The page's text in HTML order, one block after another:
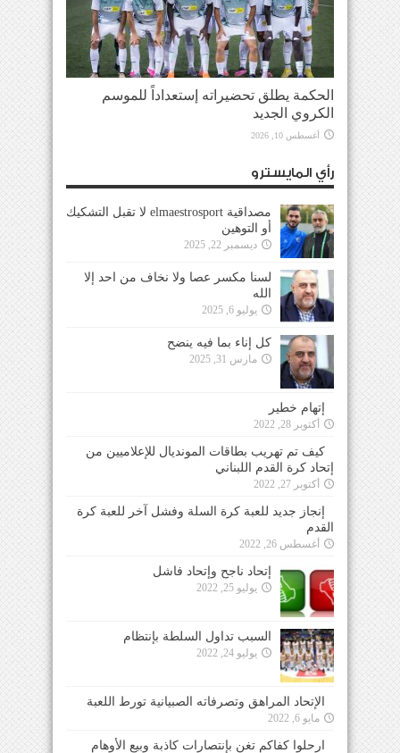
الحكمة يطلق تحضيراته إستعداداً للموسم
الكروي الجديد
أغسطس 10, 2026
رأي المايسترو
مصداقية elmaestrosport لا تقبل التشكيك
أو التوهين
ديسمبر 22, 2025
لسنا مكسر عصا ولا نخاف من احد إلا
الله
يوليو 6, 2025
كل إناء بما فيه ينضح
مارس 31, 2025
إتهام خطير
أكتوبر 28, 2022
كيف تم تهريب بطاقات المونديال للإعلاميين من
إتحاد كرة القدم اللبناني
أكتوبر 27, 2022
إنجاز جديد للعبة كرة السلة وفشل آخر للعبة كرة
القدم
أغسطس 26, 2022
إتحاد ناجح وإتحاد فاشل
يوليو 25, 2022
السبب تداول السلطة بإنتظام
يوليو 24, 2022
الإتحاد المراهق وتصرفاته الصبيانية تورط اللعبة
مايو 6, 2022
ارحلوا كفاكم تغنٍ بإنتصارات كاذبة وبيع الأوهام